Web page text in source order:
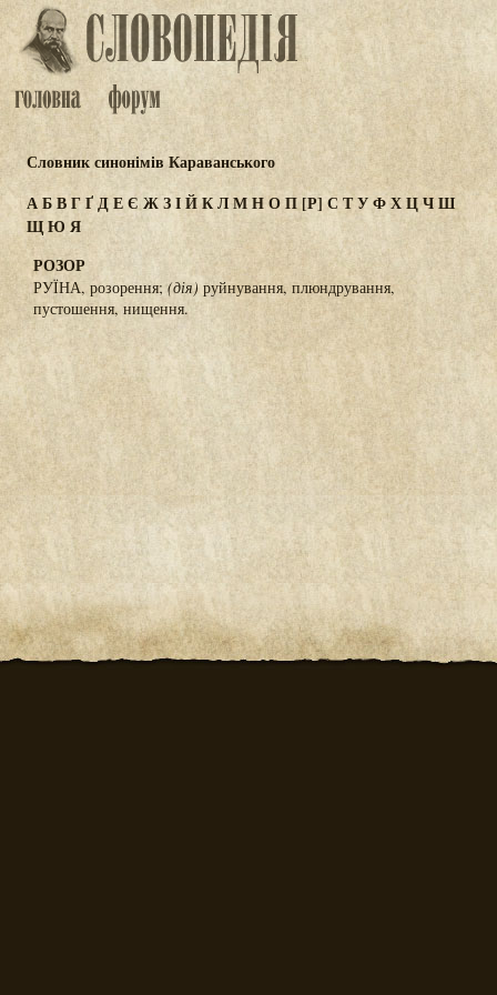
Словник синонімів Караванського
АБВГҐДЕЄ ЖЗІЙКЛМНОП[Р] С ТУФХЦЧШ
ЩЮ Я
РОЗОР
РУЇНА, розорення; (дія) руйнування, плюндрування,
пустошення, нищення.